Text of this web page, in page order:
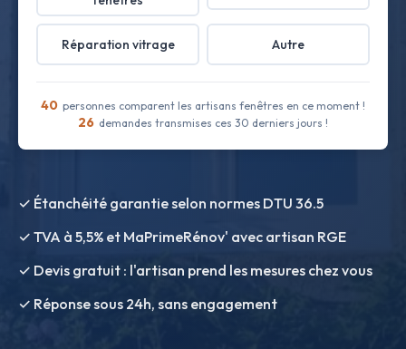
Réparation vitrage Autre
40 personnes comparent les artisans fenêtres en ce moment !
26 demandes transmises ces 30 derniers jours !
✓ Étanchéité garantie selon normes DTU 36.5
✓ TVA à 5,5% et MaPrimeRénov' avec artisan RGE
✓ Devis gratuit : l'artisan prend les mesures chez vous
✓ Réponse sous 24h, sans engagement